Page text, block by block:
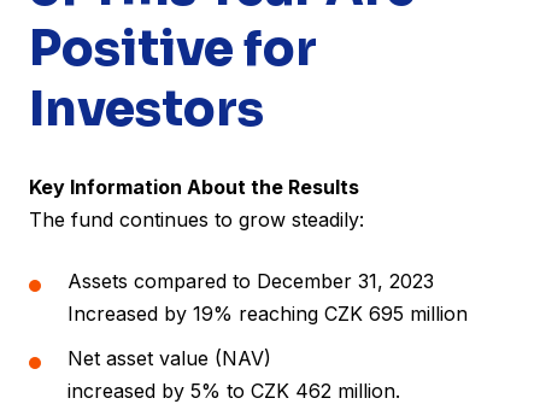
Positive for
Investors
Key Information About the Results
The fund continues to grow steadily:
Assets compared to December 31, 2023
Increased by 19% reaching CZK 695 million
Net asset value (NAV)
increased by 5% to CZK 462 million.